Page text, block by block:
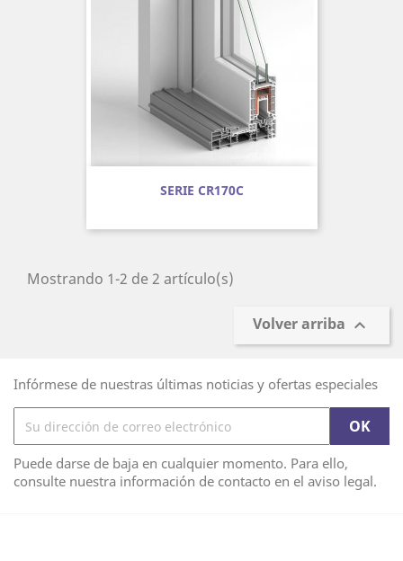
SERIE CR170C
Mostrando 1-2 de 2 artículo(s)
Volver arriba 
Infórmese de nuestras últimas noticias y ofertas especiales
Puede darse de baja en cualquier momento. Para ello,
consulte nuestra información de contacto en el aviso legal.